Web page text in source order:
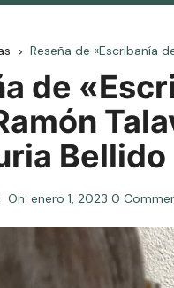
Reseña de «Escribanía
de
Bellido
On: enero 1, 2023 0